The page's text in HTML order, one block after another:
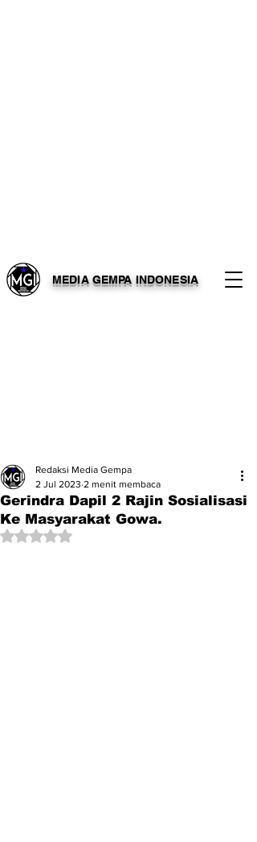
MEDIA GEMPA INDONESIA
Gerindra Dapil 2 Rajin Sosialisasi
Ke Masyarakat Gowa.
Redaksi Media Gempa
2 Jul 2023 2 menit membaca
Dinilai NaN dari 5 bintang.